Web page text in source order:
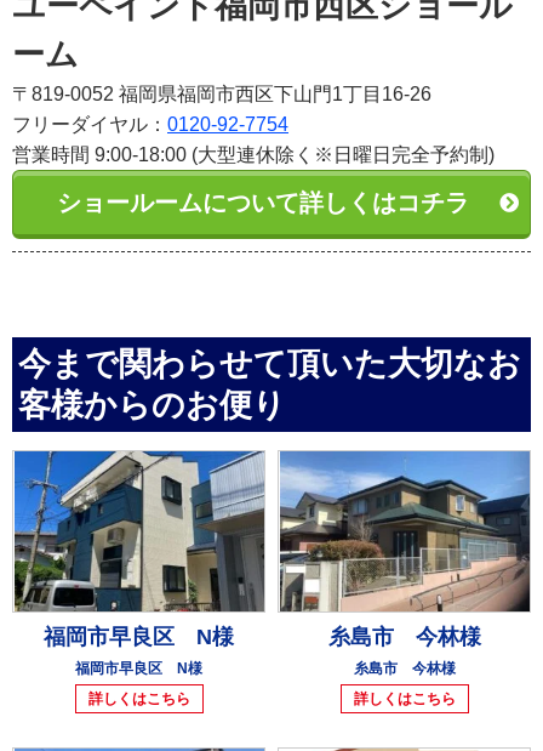
ーム
〒819-0052 福岡県福岡市西区下山門1丁目16-26
フリーダイヤル： 0120-92-7754
営業時間 9:00-18:00 (大型連休除く※日曜日完全予約制)
ショールームについて詳しくはコチラ
今まで関わらせて頂いた大切なお
客様からのお便り
福岡市早良区 N様
福岡市早良区 N様
詳しくはこちら
糸島市 今林様
糸島市 今林様
詳しくはこちら